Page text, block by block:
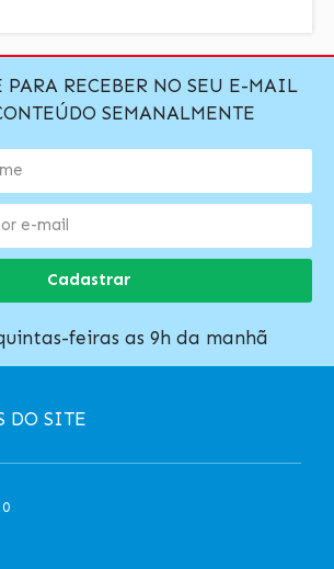
PARA RECEBER NO SEU E-MAIL
SEMANALMENTE
Cadastrar
feiras as 9h da manhã
DO SITE
0